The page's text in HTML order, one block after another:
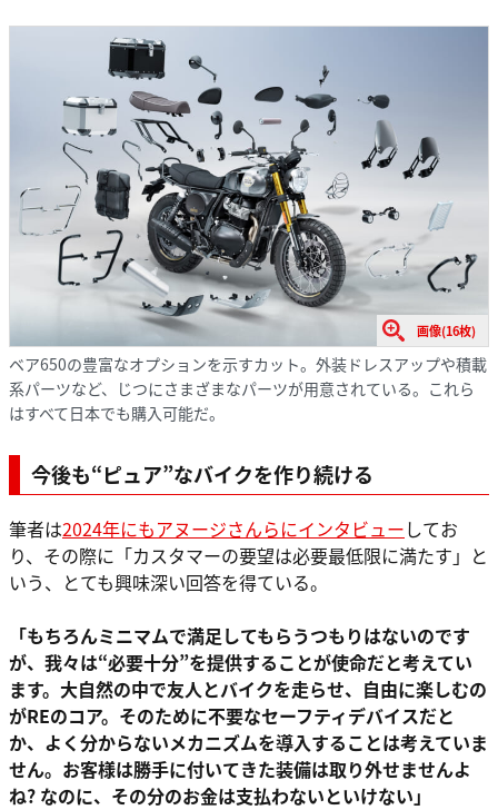
画像(16枚)
ベア650の豊富なオプションを示すカット。外装ドレスアップや積載
系パーツなど、じつにさまざまなパーツが用意されている。これら
はすべて日本でも購入可能だ。
今後も“ピュア”なバイクを作り続ける
筆者は2024年にもアヌージさんらにインタビューしてお
り、その際に「カスタマーの要望は必要最低限に満たす」と
いう、とても興味深い回答を得ている。
「もちろんミニマムで満足してもらうつもりはないのです
が、我々は“必要十分”を提供することが使命だと考えてい
ます。大自然の中で友人とバイクを走らせ、自由に楽しむの
がREのコア。そのために不要なセーフティデバイスだと
か、よく分からないメカニズムを導入することは考えていま
せん。お客様は勝手に付いてきた装備は取り外せませんよ
ね? なのに、その分のお金は支払わないといけない」